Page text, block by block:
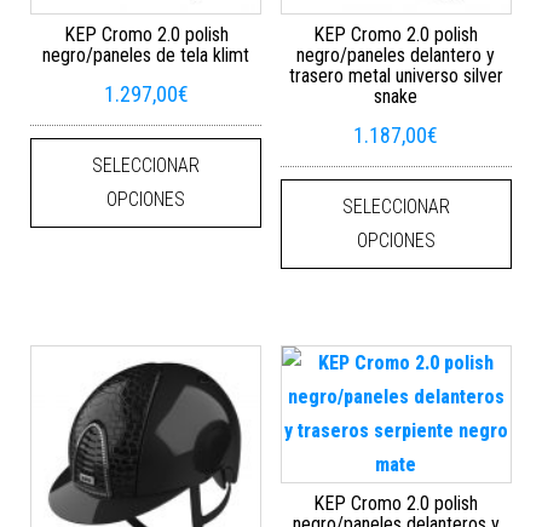
KEP Cromo 2.0 polish
negro/paneles de tela klimt
1.297,00€
SELECCIONAR
OPCIONES
Este producto tiene múltiples
KEP Cromo 2.0 polish
negro/paneles delantero y
trasero metal universo silver
snake
1.187,00€
SELECCIONAR
OPCIONES
KEP Cromo 2.0 polish